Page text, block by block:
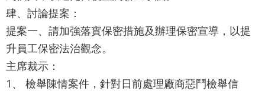
府
網
站
肆、討論提案：
提案一、請加強落實保密措施及辦理保密宣導，以提
升員工保密法治觀念。
主席裁示：
1、 檢舉陳情案件，針對日前處理廠商惡鬥檢舉信